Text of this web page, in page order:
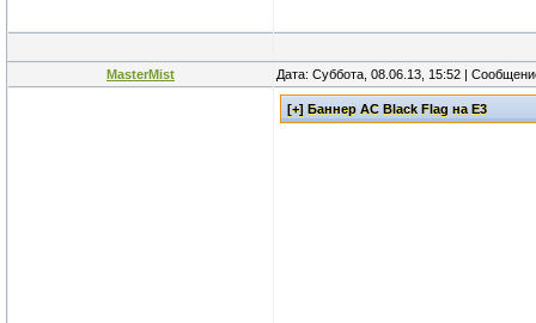
MasterMist Дата: Суббота, 08.06.13, 15:52 |